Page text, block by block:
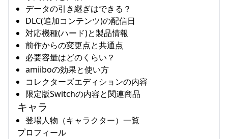
データの引き継ぎはできる？
DLC(追加コンテンツ)の配信日
対応機種(ハード)と製品情報
前作からの変更点と共通点
必要容量はどのくらい？
amiiboの効果と使い方
コレクターズエディションの内容
限定版Switchの内容と関連商品
キャラ
登場人物（キャラクター）一覧
プロフィール